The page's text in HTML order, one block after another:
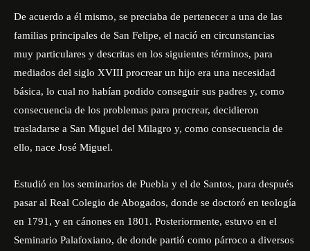
De acuerdo a él mismo, se preciaba de pertenecer a una de las
familias principales de San Felipe, el nació en circunstancias
muy particulares y descritas en los siguientes términos, para
mediados del siglo XVIII procrear un hijo era una necesidad
básica, lo cual no habían podido conseguir sus padres y, como
consecuencia de los problemas para procrear, decidieron
trasladarse a San Miguel del Milagro y, como consecuencia de
ello, nace José Miguel.
Estudió en los seminarios de Puebla y el de Santos, para después
pasar al Real Colegio de Abogados, donde se doctoró en teología
en 1791, y en cánones en 1801. Posteriormente, estuvo en el
Seminario Palafoxiano, de donde partió como párroco a diversos